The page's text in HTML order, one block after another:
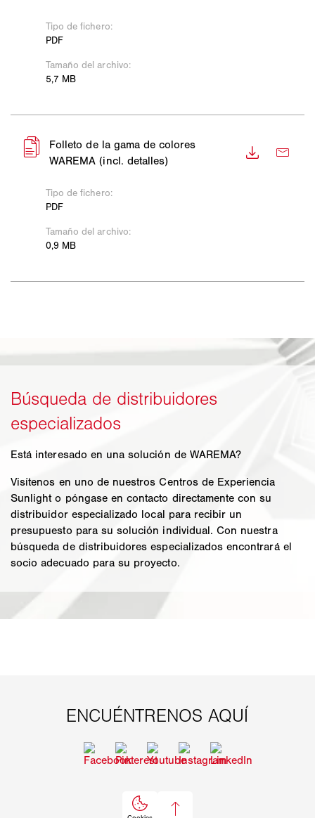
Está interesado en una solución de WAREMA?
Visítenos en uno de nuestros Centros de Experiencia
Sunlight o póngase en contacto directamente con su
distribuidor especializado local para recibir un
presupuesto para su solución individual. Con nuestra
búsqueda de distribuidores especializados encontrará el
socio adecuado para su proyecto.